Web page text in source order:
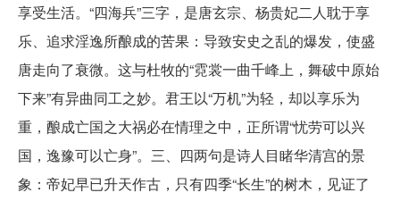
享受生活。“四海兵”三字，是唐玄宗、杨贵妃二人耽于享
乐、追求淫逸所酿成的苦果：导致安史之乱的爆发，使盛
唐走向了衰微。这与杜牧的“霓裳一曲千峰上，舞破中原始
下来”有异曲同工之妙。君王以“万机”为轻，却以享乐为
重，酿成亡国之大祸必在情理之中，正所谓“忧劳可以兴
国，逸豫可以亡身”。三、四两句是诗人目睹华清宫的景
象：帝妃早已升天作古，只有四季“长生”的树木，见证了